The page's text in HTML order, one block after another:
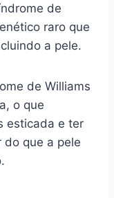
de
raro que
a pele.
de Williams
o que
esticada e ter
do que a pele